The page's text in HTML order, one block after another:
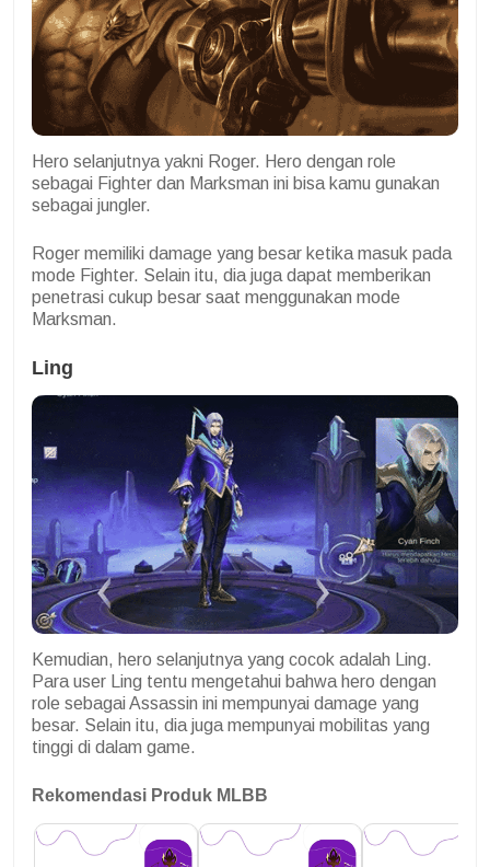
Hero selanjutnya yakni Roger. Hero dengan role
sebagai Fighter dan Marksman ini bisa kamu gunakan
sebagai jungler.
Roger memiliki damage yang besar ketika masuk pada
mode Fighter. Selain itu, dia juga dapat memberikan
penetrasi cukup besar saat menggunakan mode
Marksman.
Ling
Kemudian, hero selanjutnya yang cocok adalah Ling.
Para user Ling tentu mengetahui bahwa hero dengan
role sebagai Assassin ini mempunyai damage yang
besar. Selain itu, dia juga mempunyai mobilitas yang
tinggi di dalam game.
Rekomendasi Produk MLBB